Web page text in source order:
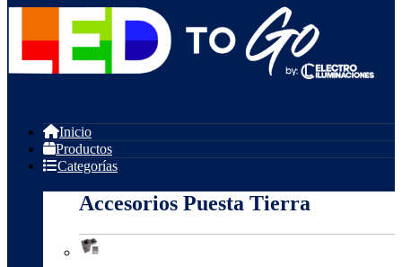
Inicio
Productos
Categorías
Accesorios Puesta Tierra